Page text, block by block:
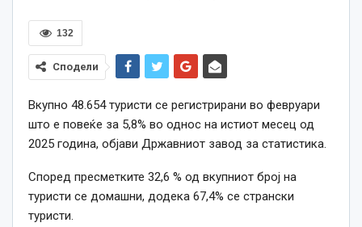
132
Сподели
Вкупно 48.654 туристи се регистрирани во февруари
што е повеќе за 5,8% во однос на истиот месец од
2025 година, објави Државниот завод за статистика.
Според пресметките 32,6 % од вкупниот број на
туристи се домашни, додека 67,4% се странски
туристи.